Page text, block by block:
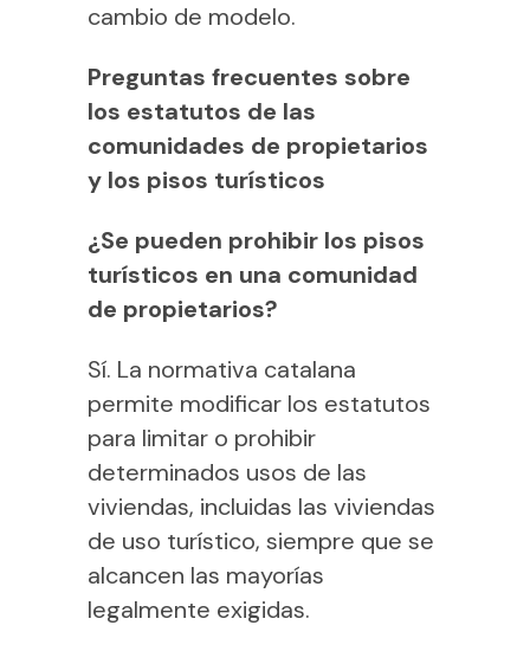
cambio de modelo.
Preguntas frecuentes sobre
los estatutos de las
comunidades de propietarios
y los pisos turísticos
¿Se pueden prohibir los pisos
turísticos en una comunidad
de propietarios?
Sí. La normativa catalana
permite modificar los estatutos
para limitar o prohibir
determinados usos de las
viviendas, incluidas las viviendas
de uso turístico, siempre que se
alcancen las mayorías
legalmente exigidas.